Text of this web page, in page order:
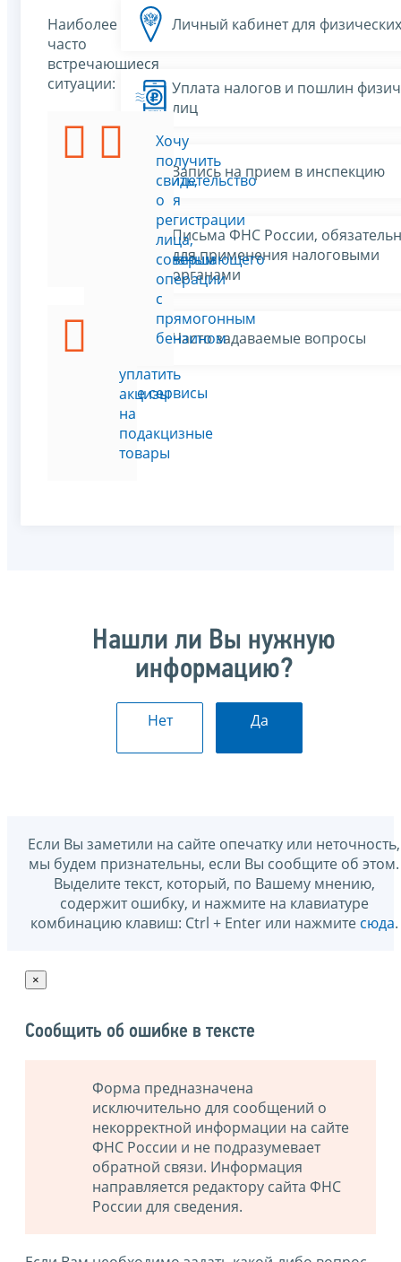
Наиболее
часто
встречающиеся
ситуации:
хочу
проверить,
является
товар
подакцизным
уплатить
акцизы
на
подакцизные
товары
Хочу
получить
свидетельство
о
регистрации
лица,
совершающего
операции
с
прямогонным
бензином
Личный кабинет для
Уплата налогов и пошлин
лиц
Запись на прием в инспекцию
Письма ФНС России,
для применения налоговыми
органами
Часто задаваемые вопросы
Все сервисы
Нашли ли Вы нужную
информацию?
Нет Да
Если Вы заметили на сайте опечатку или неточность,
мы будем признательны, если Вы сообщите об этом.
Выделите текст, который, по Вашему мнению,
содержит ошибку, и нажмите на клавиатуре
комбинацию клавиш: Ctrl + Enter или нажмите сюда.
×
Сообщить об ошибке в тексте
Форма предназначена
исключительно для сообщений о
некорректной информации на сайте
ФНС России и не подразумевает
обратной связи. Информация
направляется редактору сайта ФНС
России для сведения.